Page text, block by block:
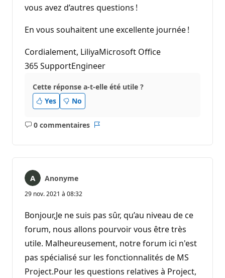
vous avez d’autres questions !
En vous souhaitent une excellente journée !
Cordialement, LiliyaMicrosoft Office
365 SupportEngineer
Cette réponse a-t-elle été utile ?
Yes
No
0 commentaires
Aucun
Anonyme
29 nov. 2021 à 08:32
Bonjour,Je ne suis pas sûr, qu’au niveau de ce
forum, nous allons pourvoir vous être très
utile. Malheureusement, notre forum ici n'est
pas spécialisé sur les fonctionnalités de MS
Project.Pour les questions relatives à Project,